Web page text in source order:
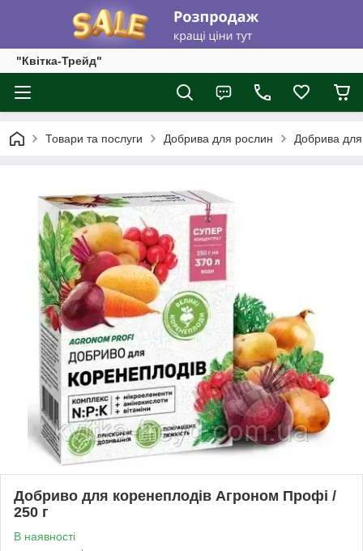
"Квітка-Трейд"
Товари та послуги Добрива для рослин Добрива
Добриво для коренеплодів Агроном Профі /
250 г
В наявності